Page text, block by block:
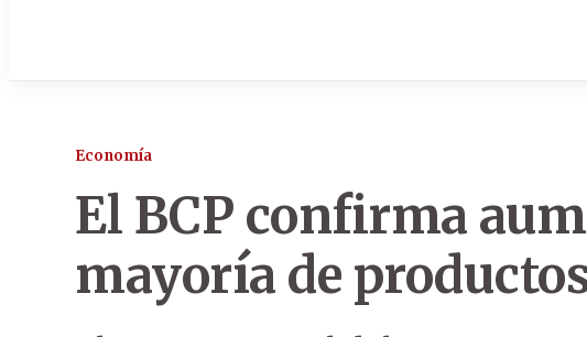
Economía
El BCP confirma
mayoría de